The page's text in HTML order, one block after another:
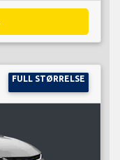
FULL STØRRELSE